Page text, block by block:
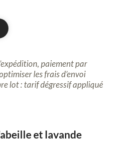
paiement par
les frais d’envoi
lot : tarif dégressif appliqué
et lavande